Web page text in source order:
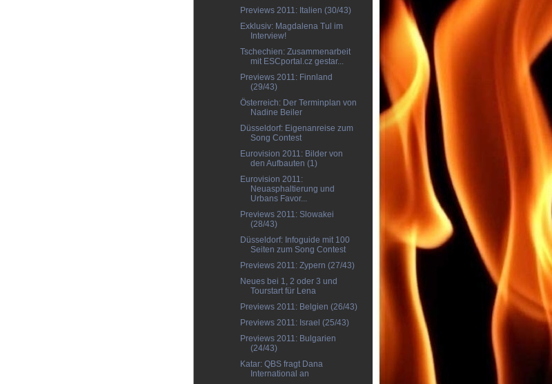
Previews 2011: Italien (30/43)
Exklusiv: Magdalena Tul im
Interview!
Tschechien: Zusammenarbeit
mit ESCportal.cz gestar...
Previews 2011: Finnland
(29/43)
Österreich: Der Terminplan von
Nadine Beiler
Düsseldorf: Eigenanreise zum
Song Contest
Eurovision 2011: Bilder von
den Aufbauten (1)
Eurovision 2011:
Neuasphaltierung und
Urbans Favor...
Previews 2011: Slowakei
(28/43)
Düsseldorf: Infoguide mit 100
Seiten zum Song Contest
Previews 2011: Zypern (27/43)
Neues bei 1, 2 oder 3 und
Tourstart für Lena
Previews 2011: Belgien (26/43)
Previews 2011: Israel (25/43)
Previews 2011: Bulgarien
(24/43)
Katar: QBS fragt Dana
International an